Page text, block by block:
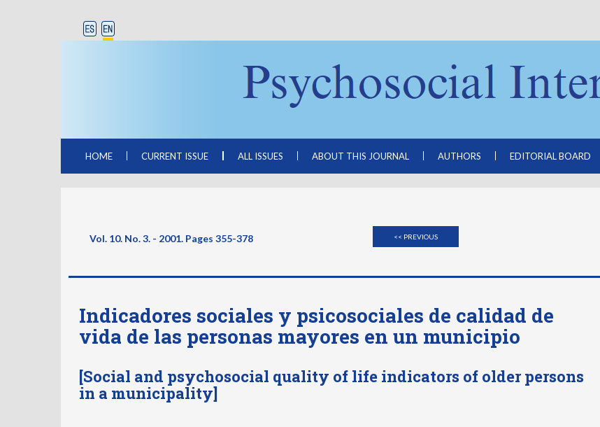
HOME CURRENT ISSUE ALL ISSUES ABOUT THIS JOURNAL AUTHORS EDITORIAL BOARD
Vol. 10. No. 3. - 2001. Pages 355-378 << PREVIOUS
Indicadores sociales y psicosociales de calidad de
vida de las personas mayores en un municipio
[Social and psychosocial quality of life indicators of older persons
in a municipality]